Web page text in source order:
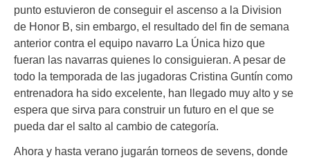
punto estuvieron de conseguir el ascenso a la Division
de Honor B, sin embargo, el resultado del fin de semana
anterior contra el equipo navarro La Única hizo que
fueran las navarras quienes lo consiguieran. A pesar de
todo la temporada de las jugadoras Cristina Guntín como
entrenadora ha sido excelente, han llegado muy alto y se
espera que sirva para construir un futuro en el que se
pueda dar el salto al cambio de categoría.
Ahora y hasta verano jugarán torneos de sevens, donde